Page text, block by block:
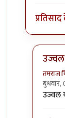
उज्वल
तमराज
बुधवार,
In
उज्वल